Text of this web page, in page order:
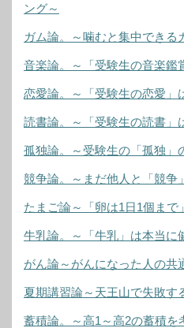
ング～
ガム論。～噛むと集中できる
音楽論。～「受験生の音楽鑑
恋愛論。～「受験生の恋愛」
読書論。～「受験生の読書」
孤独論。～受験生の「孤独」
競争論。～まだ他人と「競争
たまご論～「卵は1日1個まで
牛乳論。～「牛乳」は本当に
がん論～がんになった人の共
夏期講習論～天王山で失敗す
蓄積論。～高1～高2の蓄積を